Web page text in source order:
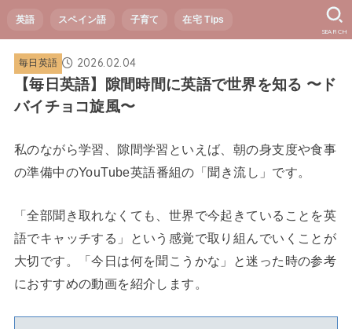
英語 スペイン語 子育て 在宅 Tips
SEARCH
毎日英語 2026.02.04
【毎日英語】隙間時間に英語で世界を知る 〜ド
バイチョコ旋風〜
私のながら学習、隙間学習といえば、朝の身支度や食事
の準備中のYouTube英語番組の「聞き流し」です。
「全部聞き取れなくても、世界で今起きていることを英
語でキャッチする」という感覚で取り組んでいくことが
大切です。「今日は何を聞こうかな」と迷った時の参考
におすすめの動画を紹介します。